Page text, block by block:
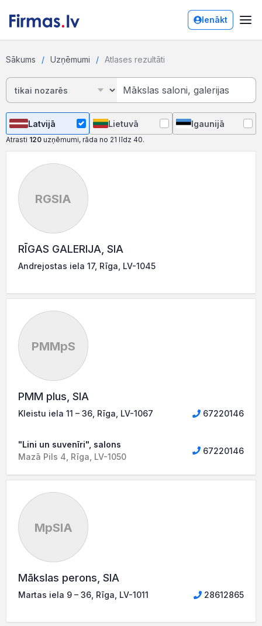
Ienākt
Sākums Uzņēmumi Atlases rezultāti
Latvijā Lietuvā Igaunijā
Atrasti 120 uzņēmumi, rāda no 21 līdz 40.
RGSIA
RĪGAS GALERIJA, SIA
Andrejostas iela 17, Rīga, LV-1045
PMMpS
PMM plus, SIA
Kleistu iela 11 – 36, Rīga, LV-1067 67220146
"Lini un suvenīri", salons
Mazā Pils 4, Rīga, LV-1050
67220146
MpSIA
Mākslas perons, SIA
Martas iela 9 – 36, Rīga, LV-1011 28612865